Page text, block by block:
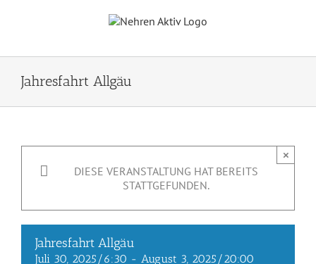
Jahresfahrt Allgäu
DIESE VERANSTALTUNG HAT BEREITS
STATTGEFUNDEN.
×
Jahresfahrt Allgäu
Juli 30, 2025/6:30 - August 3, 2025/20:00